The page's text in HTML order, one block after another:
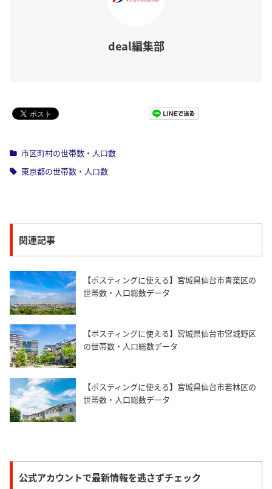
deal編集部
市区町村の世帯数・人口数
東京都の世帯数・人口数
関連記事
【ポスティングに使える】宮城県仙台市青葉区の
世帯数・人口総数データ
【ポスティングに使える】宮城県仙台市宮城野区
の世帯数・人口総数データ
【ポスティングに使える】宮城県仙台市若林区の
世帯数・人口総数データ
公式アカウントで最新情報を逃さずチェック